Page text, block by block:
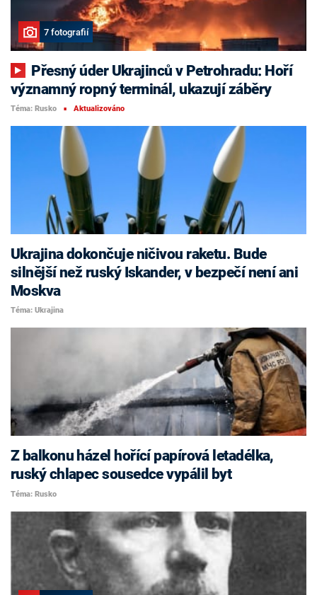
7 fotografií
významný ropný terminál, ukazují záběry
Téma: Rusko ■ Aktualizováno
Ukrajina dokončuje ničivou raketu. Bude
silnější než ruský Iskander, v bezpečí není ani
Moskva
Téma: Ukrajina
Z balkonu házel hořící papírová letadélka,
ruský chlapec sousedce vypálil byt
Téma: Rusko